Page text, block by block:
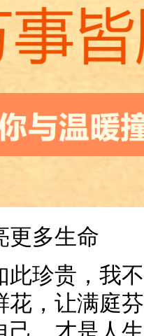
更多生命
此珍贵，我
花，让满庭
己，才是人